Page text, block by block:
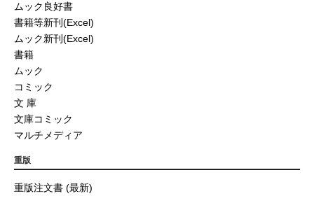
ムック良好書
書籍等新刊(Excel)
ムック新刊(Excel)
書籍
ムック
コミック
文 庫
文庫コミック
マルチメディア
重版
重版注文書 (最新)